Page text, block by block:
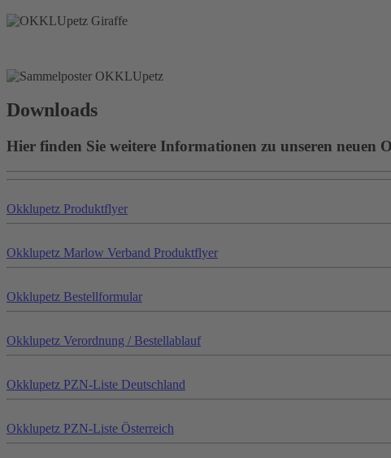
Downloads
Hier finden Sie weitere Informationen zu unseren neuen
Okklupetz Produktflyer
Okklupetz Marlow Verband Produktflyer
Okklupetz Bestellformular
Okklupetz Verordnung / Bestellablauf
Okklupetz PZN-Liste Deutschland
Okklupetz PZN-Liste Österreich